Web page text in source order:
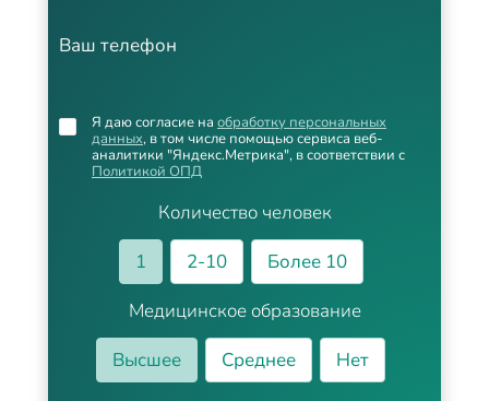
Ваш телефон
Количество человек
1
2-10
Более 10
Медицинское образование
Высшее
Среднее Нет
Я даю согласие на обработку персональных
данных, в том числе помощью сервиса веб-
аналитики "Яндекс.Метрика", в соответствии с
Политикой ОПД